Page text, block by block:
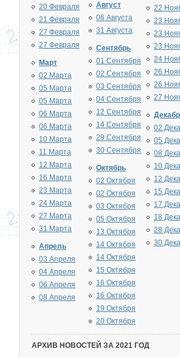
20 Февраля
21 Февраля
27 Февраля
27 Февраля
Март
02 Марта
05 Марта
05 Марта
06 Марта
06 Марта
10 Марта
11 Марта
12 Марта
16 Марта
23 Марта
24 Марта
27 Марта
31 Марта
Апрель
03 Апреля
04 Апреля
06 Апреля
08 Апреля
Август
06 Августа
31 Августа
Сентябрь
01 Сентября
02 Сентября
03 Сентября
04 Сентября
12 Сентября
14 Сентября
29 Сентября
30 Сентября
Октябрь
02 Октября
02 Октября
03 Октября
05 Октября
13 Октября
14 Октября
14 Октября
15 Октября
16 Октября
16 Октября
19 Октября
20 Октября
22
23
23
23
24
26
26
27
02
05
08
10
12
15
17
18
28
30
АРХИВ НОВОСТЕЙ ЗА 2021 ГОД